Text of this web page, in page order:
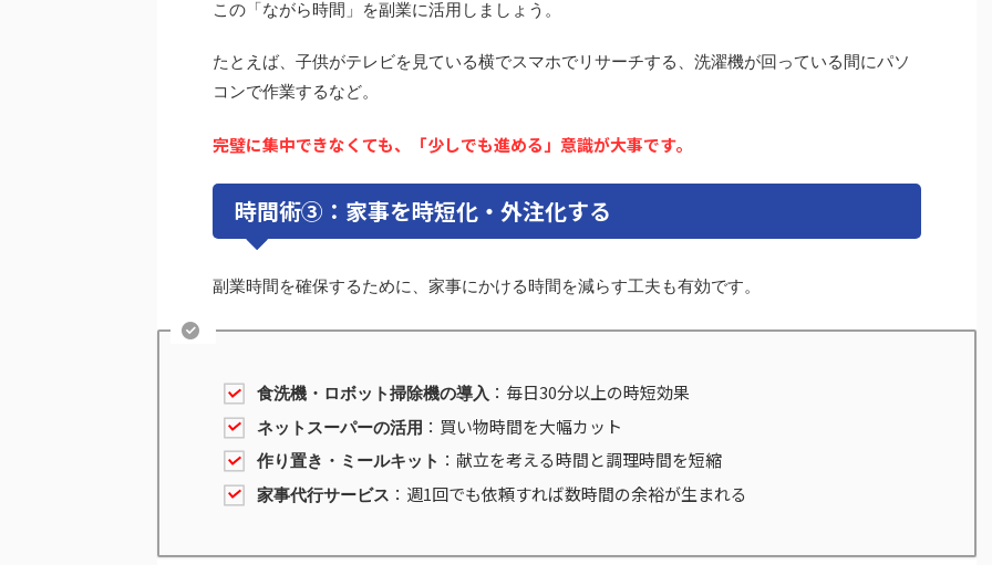
この「ながら時間」を副業に活用しましょう。
たとえば、子供がテレビを見ている横でスマホでリサーチする、洗濯機が回っている間にパソ
コンで作業するなど。
完璧に集中できなくても、「少しでも進める」意識が大事です。
時間術③：家事を時短化・外注化する
副業時間を確保するために、家事にかける時間を減らす工夫も有効です。
食洗機・ロボット掃除機の導入 ：毎日30分以上の時短効果
ネットスーパーの活用 ：買い物時間を大幅カット
作り置き・ミールキット ：献立を考える時間と調理時間を短縮
家事代行サービス ：週1回でも依頼すれば数時間の余裕が生まれる